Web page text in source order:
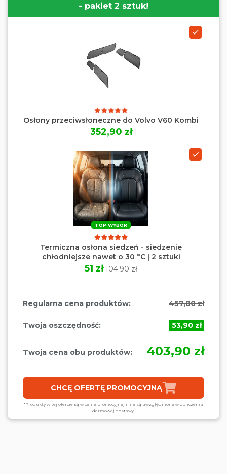
- pakiet 2 sztuk!
Osłony przeciwsłoneczne do Volvo V60 Kombi
352,90 zł
TOP WYBÓR
Termiczna osłona siedzeń - siedzenie
chłodniejsze nawet o 30 °C | 2 sztuki
51 zł 104.90 zł
Regularna cena produktów: 457,80 zł
Twoja oszczędność: 53,90 zł
Twoja cena obu produktów: 403,90 zł
CHCĘ OFERTĘ PROMOCYJNĄ
*Produkty w tej ofercie są w cenie promocyjnej i nie są uwzględnione w obliczeniu
darmowej dostawy.